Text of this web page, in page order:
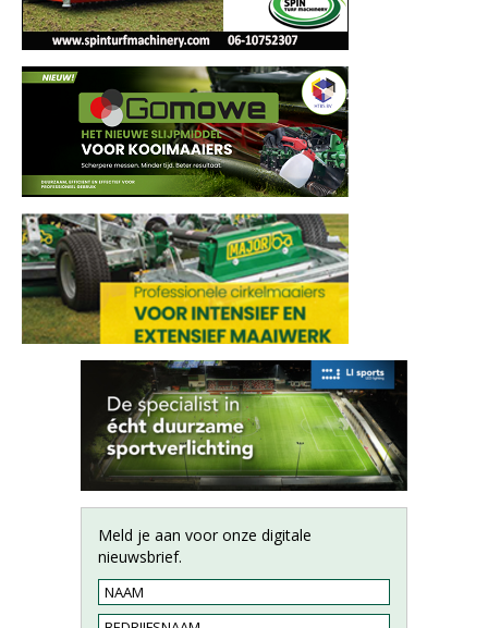
Meld je aan voor onze digitale
nieuwsbrief.